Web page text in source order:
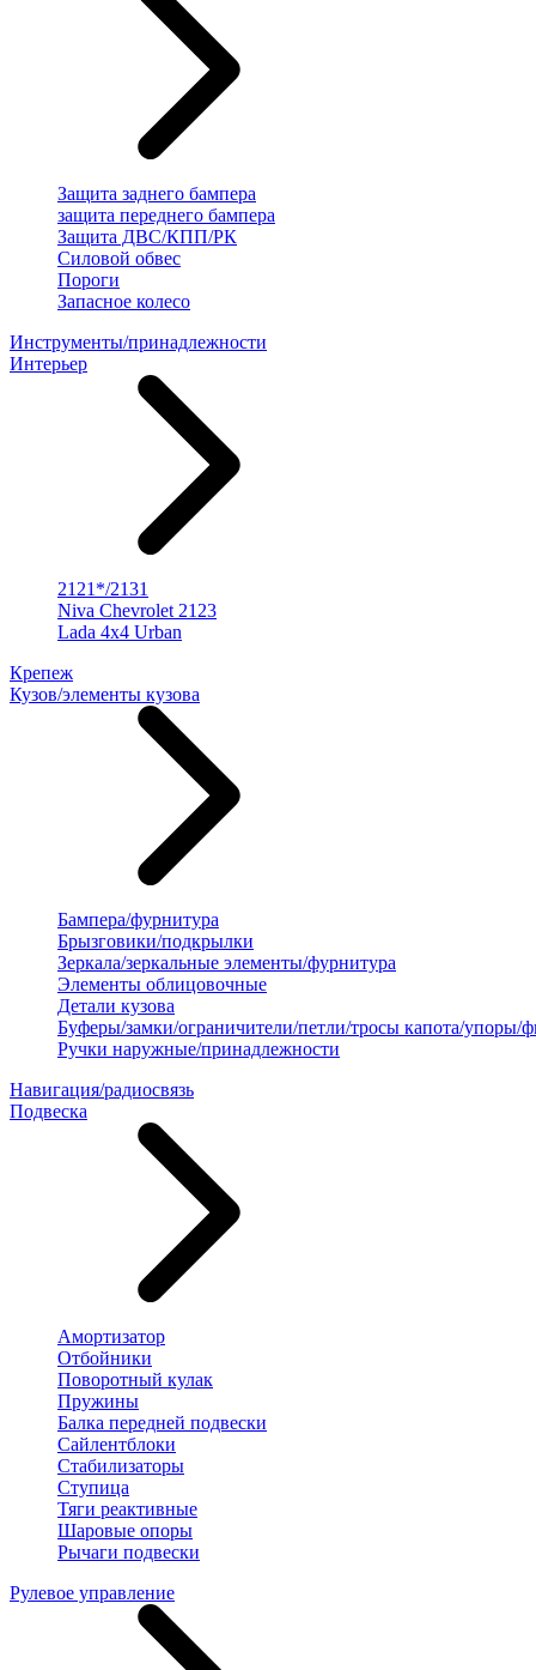
Защита заднего бампера
защита переднего бампера
Защита ДВС/КПП/РК
Силовой обвес
Пороги
Запасное колесо
Инструменты/принадлежности
Интерьер
2121*/2131
Niva Chevrolet 2123
Lada 4x4 Urban
Крепеж
Кузов/элементы кузова
Бампера/фурнитура
Брызговики/подкрылки
Зеркала/зеркальные элементы/фурнитура
Элементы облицовочные
Детали кузова
Буферы/замки/ограничители/петли/тросы капота/упоры/
Ручки наружные/принадлежности
Навигация/радиосвязь
Подвеска
Амортизатор
Отбойники
Поворотный кулак
Пружины
Балка передней подвески
Сайлентблоки
Стабилизаторы
Ступица
Тяги реактивные
Шаровые опоры
Рычаги подвески
Рулевое управление